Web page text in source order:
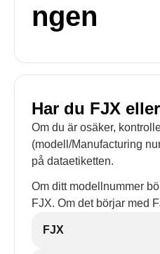
ngen
Har du FJX
Om du är osäker,
(modell/Manufacturing
på dataetiketten.
Om ditt modellnummer
FJX. Om det börjar med
FJX